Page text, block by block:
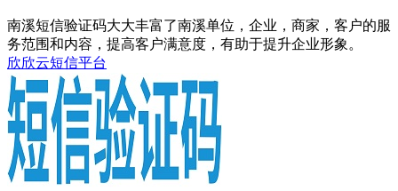
南溪短信验证码大大丰富了南溪单位，企业，商家，客户的服
务范围和内容，提高客户满意度，有助于提升企业形象。
欣欣云短信平台